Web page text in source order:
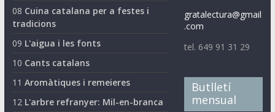
08 Cuina catalana per a festes i
tradicions
09 L'aigua i les fonts
10 Cants catalans
11 Aromàtiques i remeieres
12 L'arbre refranyer: Mil-en-branca
gratalectura@gmail
.com
tel. 649 91 31 29
Butlletí
mensual